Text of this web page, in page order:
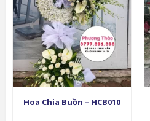
Hoa Chia Buồn – HCB010